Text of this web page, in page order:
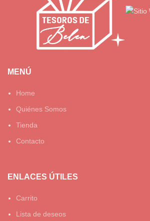
MENÚ
Home
Quiénes Somos
Tienda
Contacto
ENLACES ÚTILES
Carrito
Lista de deseos